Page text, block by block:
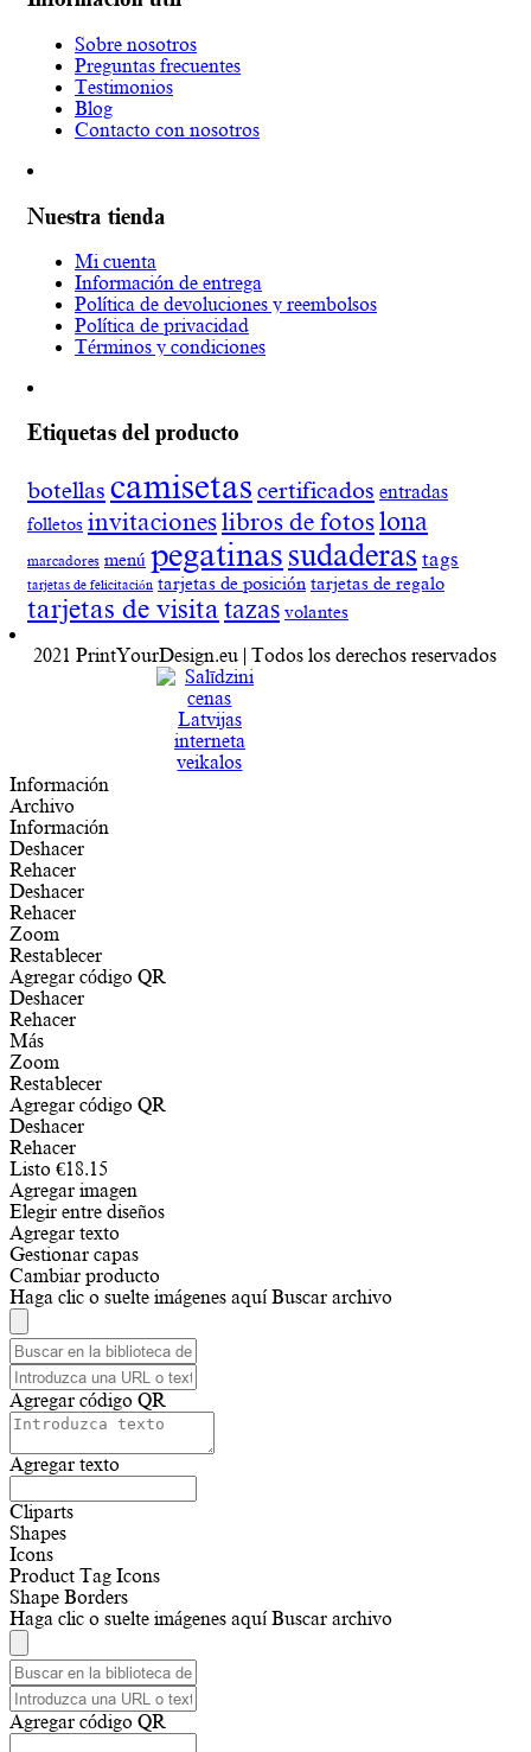
Sobre nosotros
Preguntas frecuentes
Testimonios
Blog
Contacto con nosotros
Nuestra tienda
Mi cuenta
Información de entrega
Política de devoluciones y reembolsos
Política de privacidad
Términos y condiciones
Etiquetas del producto
botellas camisetas certificados entradas
folletos invitacioneslibros de fotoslona
marcadores menú pegatinas sudaderas tags
tarjetas de felicitación tarjetas de posición tarjetas de regalo
tarjetas de visita tazas volantes
2021 PrintYourDesign.eu | Todos los derechos reservados
Información
Archivo
Información
Deshacer
Rehacer
Deshacer
Rehacer
Zoom
Restablecer
Agregar código QR
Deshacer
Rehacer
Más
Zoom
Restablecer
Agregar código QR
Deshacer
Rehacer
Listo €18.15
Agregar imagen
Elegir entre diseños
Agregar texto
Gestionar capas
Cambiar producto
Haga clic o suelte imágenes aquí Buscar archivo
Agregar código QR
Agregar texto
Cliparts
Shapes
Icons
Product Tag Icons
Shape Borders
Haga clic o suelte imágenes aquí Buscar archivo
Agregar código QR